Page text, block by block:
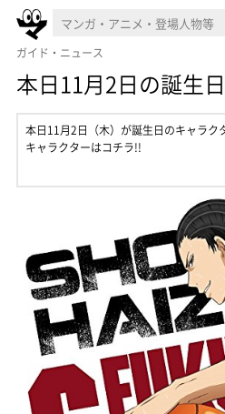
ガイド・ニュース
本日11月2日の誕生
本日11月2日（木）が誕生日のキャラク
キャラクターはコチラ!!